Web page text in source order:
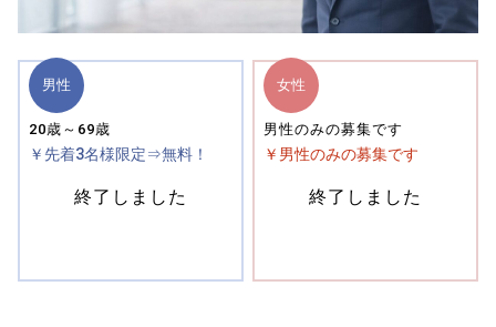
男性
20歳～69歳
￥先着3名様限定⇒無料！
終了しました
女性
男性のみの募集です
￥男性のみの募集です
終了しました